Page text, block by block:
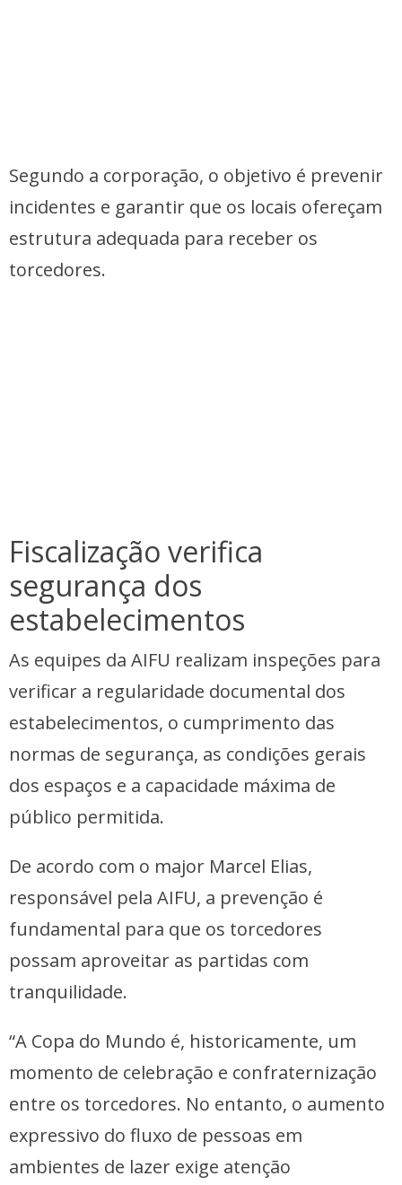
Segundo a corporação, o objetivo é prevenir
incidentes e garantir que os locais ofereçam
estrutura adequada para receber os
torcedores.
Fiscalização verifica
segurança dos
estabelecimentos
As equipes da AIFU realizam inspeções para
verificar a regularidade documental dos
estabelecimentos, o cumprimento das
normas de segurança, as condições gerais
dos espaços e a capacidade máxima de
público permitida.
De acordo com o major Marcel Elias,
responsável pela AIFU, a prevenção é
fundamental para que os torcedores
possam aproveitar as partidas com
tranquilidade.
“A Copa do Mundo é, historicamente, um
momento de celebração e confraternização
entre os torcedores. No entanto, o aumento
expressivo do fluxo de pessoas em
ambientes de lazer exige atenção